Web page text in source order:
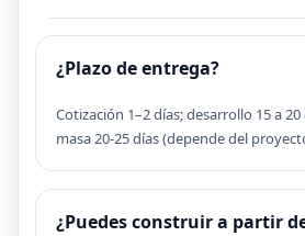
¿Plazo de entrega?
Cotización 1–2 días; desarrollo 15 a
masa 20-25 días (depende del
¿Puedes construir a partir